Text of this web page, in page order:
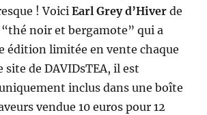
! Voici Earl Grey d’Hiver de
noir et bergamote” qui a
édition limitée en vente chaque
site de DAVIDsTEA, il est
inclus dans une boîte
vendue 10 euros pour 12